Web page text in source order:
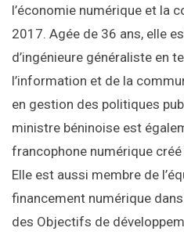
l’économie numérique et la
2017. Agée de 36 ans, elle
d’ingénieure généraliste en
l’information et de la
en gestion des politiques
ministre béninoise est
francophone numérique
Elle est aussi membre de
financement numérique
des Objectifs de